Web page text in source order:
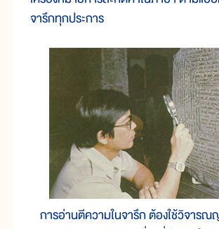
จารึกทุกประการ
การอ่านตีความในจารึก ต้องใช้วิจาร